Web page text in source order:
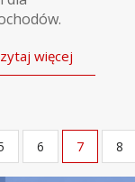
więcej
6 7 8